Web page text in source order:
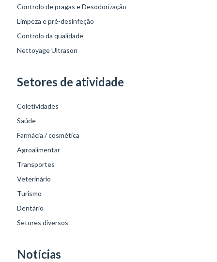
Controlo de pragas e Desodorização
Limpeza e pré-desinfeção
Controlo da qualidade
Nettoyage Ultrason
Setores de atividade
Coletividades
Saúde
Farmácia / cosmética
Agroalimentar
Transportes
Veterinário
Turismo
Dentário
Setores diversos
Notícias